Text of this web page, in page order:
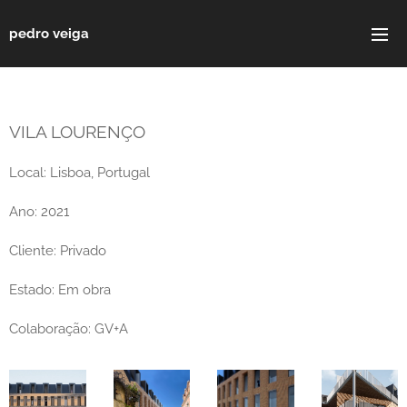
pedro veiga
VILA LOURENÇO
Local: Lisboa, Portugal
Ano: 2021
Cliente: Privado
Estado: Em obra
Colaboração: GV+A